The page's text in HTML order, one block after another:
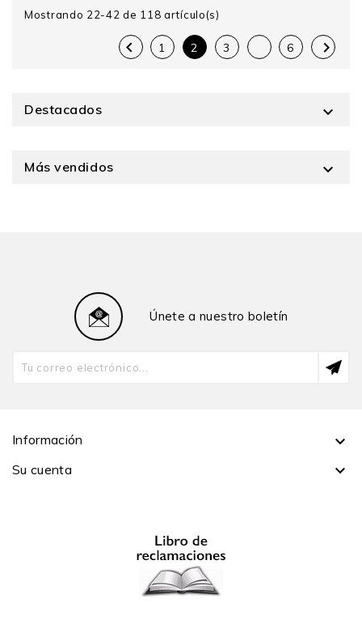
Mostrando 22-42 de 118 artículo(s)
 1 2 3 6 
Destacados 
Más vendidos 
Únete a nuestro boletín
Información 
Su cuenta 